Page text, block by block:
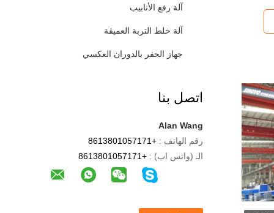
آلة رفع الأنابيب
آلة خلط التربة العميقة
جهاز الحفر بالدوران العكسي
اتصل بنا
Alan Wang
رقم الهاتف : +8613801057171
الـ (واتس اب) : +8613801057171